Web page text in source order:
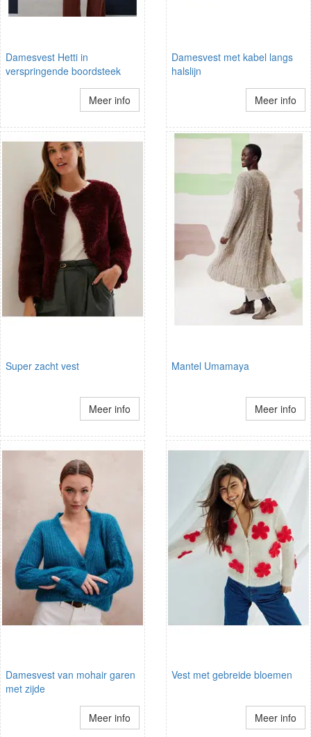
Damesvest Hetti in
verspringende boordsteek
Meer info
Damesvest met kabel langs
halslijn
Meer info
Super zacht vest
Meer info
Mantel Umamaya
Meer info
Damesvest van mohair garen
met zijde
Meer info
Vest met gebreide bloemen
Meer info